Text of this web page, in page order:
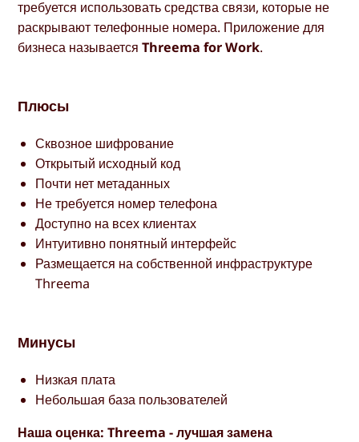
требуется использовать средства связи, которые не
раскрывают телефонные номера. Приложение для
бизнеса называетсяThreema for Work.
Плюсы
Сквозное шифрование
Открытый исходный код
Почти нет метаданных
Не требуется номер телефона
Доступно на всех клиентах
Интуитивно понятный интерфейс
Размещается на собственной инфраструктуре
Threema
Минусы
Низкая плата
Небольшая база пользователей
Наша оценка: Threema - лучшая замена